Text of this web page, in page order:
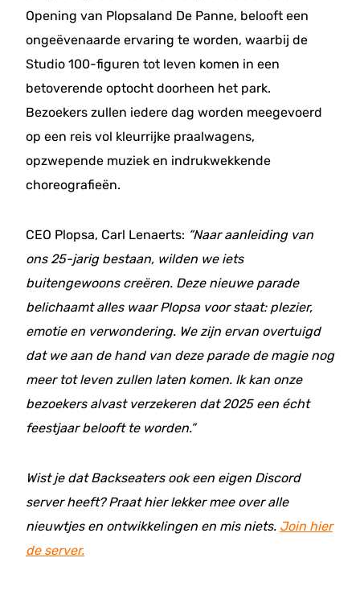
Opening van Plopsaland De Panne, belooft een
ongeëvenaarde ervaring te worden, waarbij de
Studio 100-figuren tot leven komen in een
betoverende optocht doorheen het park.
Bezoekers zullen iedere dag worden meegevoerd
op een reis vol kleurrijke praalwagens,
opzwepende muziek en indrukwekkende
choreografieën.
CEO Plopsa, Carl Lenaerts: “Naar aanleiding van
ons 25-jarig bestaan, wilden we iets
buitengewoons creëren. Deze nieuwe parade
belichaamt alles waar Plopsa voor staat: plezier,
emotie en verwondering. We zijn ervan overtuigd
dat we aan de hand van deze parade de magie nog
meer tot leven zullen laten komen. Ik kan onze
bezoekers alvast verzekeren dat 2025 een écht
feestjaar belooft te worden.”
Wist je dat Backseaters ook een eigen Discord
server heeft? Praat hier lekker mee over alle
nieuwtjes en ontwikkelingen en mis niets. Join hier
de server.